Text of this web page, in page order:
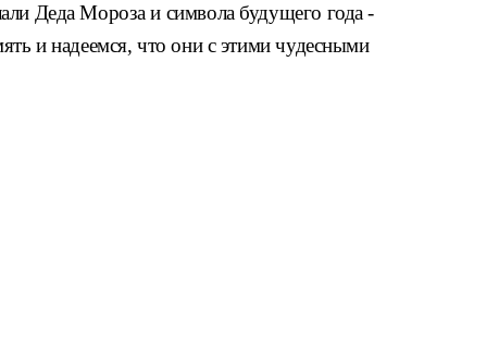
Деда Мороза и символабудущего года -
и надеемся,что они с этими чудесными